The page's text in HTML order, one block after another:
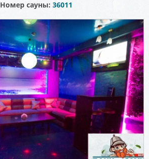
Номер сауны: 36011